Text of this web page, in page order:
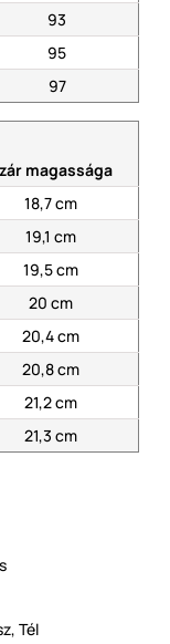
93
95
97
magassága
18,7 cm
19,1 cm
19,5 cm
20 cm
20,4 cm
20,8 cm
21,2 cm
21,3 cm
, Tél